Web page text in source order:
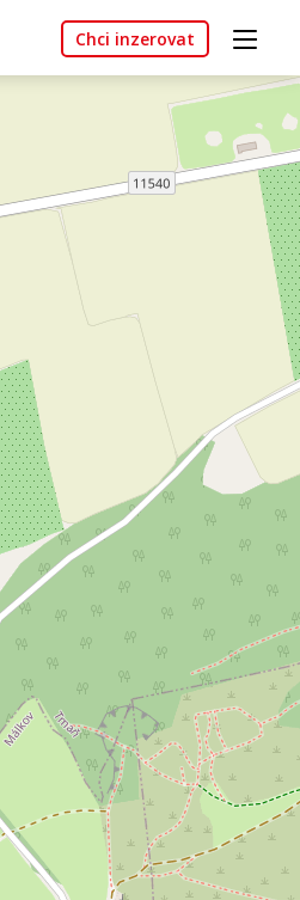
Chci inzerovat